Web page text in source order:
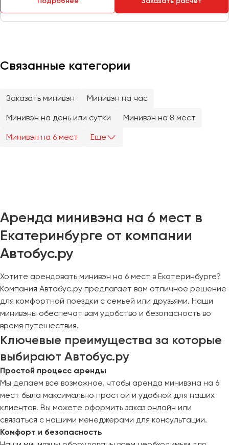
Связанные категории
Заказать минивэн
Минивэн на час
Минивэн на день или сутки
Минивэн на 8 мест
Минивэн на 6 мест
Еще
Аренда минивэна на 6 мест в
Екатеринбурге от компании
Автобус.ру
Хотите арендовать минивэн на 6 мест в Екатеринбурге?
Компания Автобус.ру предлагает вам отличное решение
для комфортной поездки с семьей или друзьями. Наши
минивэны обеспечат вам удобство и безопасность во
время путешествия.
Ключевые преимущества за которые
выбирают Автобус.ру
Простой процесс аренды
Мы делаем все возможное, чтобы аренда минивэна на 6
мест была максимально простой и удобной для наших
клиентов. Вы можете оформить заказ онлайн или
связаться с нашими менеджерами для консультации.
Комфорт и безопасность
Кемерово
Киров
Красноярск
Курган
Магнитогорск
Макеевка
Махачкала
Москва
Мурманск
Набережные Челны
Нижний Новгород
Нижний Тагил
Новокузнецк
Новороссийск
Новосибирск
Омск
Орёл